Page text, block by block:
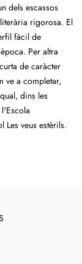
dels escassos
rigorosa. El
fàcil de
Per altra
de caràcter
ve a completar,
dins les
Les veus estèrils.